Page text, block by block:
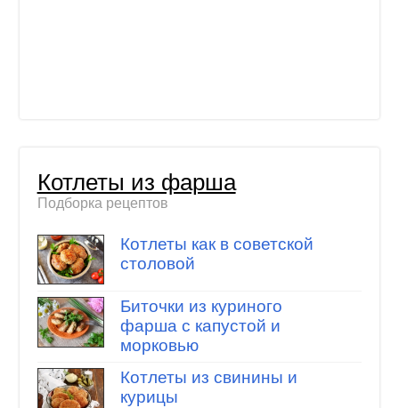
Котлеты из фарша
Подборка рецептов
Котлеты как в советской
столовой
Биточки из куриного
фарша с капустой и
морковью
Котлеты из свинины и
курицы